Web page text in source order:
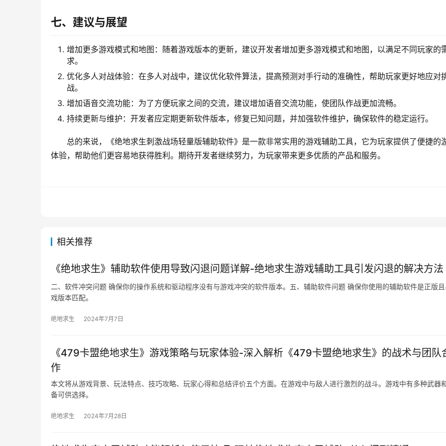
七、建议与展望
增加更多游戏模式和地图：随着游戏版本的更新，建议开发者增加更多游戏模式和地图，以满足不同玩家的
求。
优化多人对战体验：在多人对战中，建议优化软件算法，提高预测对手行动的准确性，帮助玩家更好地应对
战。
增加语音交流功能：为了方便玩家之间的交流，建议增加语音交流功能，使团队作战更加流畅。
持续更新与维护：开发者应定期更新软件版本，修复已知问题，并加强软件维护，确保软件的稳定运行。
总的来说，《绝地求生刺激战场轻量版辅助软件》是一款非常实用的游戏辅助工具，它为玩家提供了便捷的
体验，帮助他们更容易地获得胜利。期待开发者继续努力，为玩家带来更多优质的产品和服务。
相关推荐
《绝地求生》辅助软件使用导致闪退问题详解-绝地求生游戏辅助工具引发闪退的解决方法
二、软件冲突问题 确保你的操作系统和驱动程序没有与游戏冲突的软件版本。五、辅助软件问题 确保你使用的辅助软件是正版
戏版本匹配。
绝地求生 2024年7月7日
《479卡盟绝地求生》游戏策略与玩家体验-深入解析《479卡盟绝地求生》的战术与团队
作
本文将从游戏背景、玩法特点、技巧攻略、玩家心得和总结评价五个方面。在游戏中与敌人进行激烈的战斗。游戏中有多种武器
备可供选择。
绝地求生 2024年7月28日